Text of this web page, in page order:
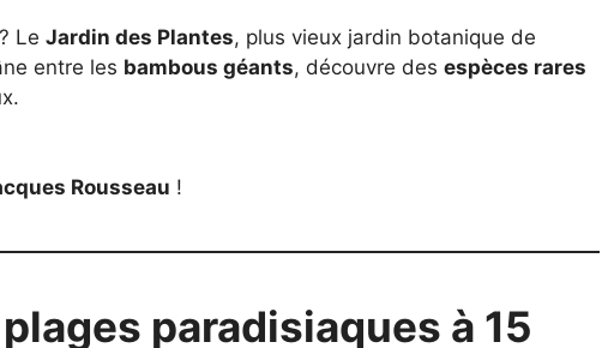
Le Jardin des Plantes, plus vieux jardin botanique de
entre les bambous géants, découvre des espèces rares
Rousseau !
paradisiaques à 15